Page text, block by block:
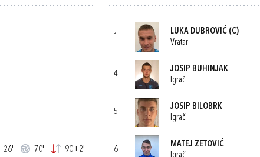
26' 70' 90+2'
1
LUKA DUBROVIĆ(C)
Vratar
4
JOSIP BUHINJAK
Igrač
5
JOSIP BILOBRK
Igrač
6
MATEJ ZETOVIĆ
Igrač